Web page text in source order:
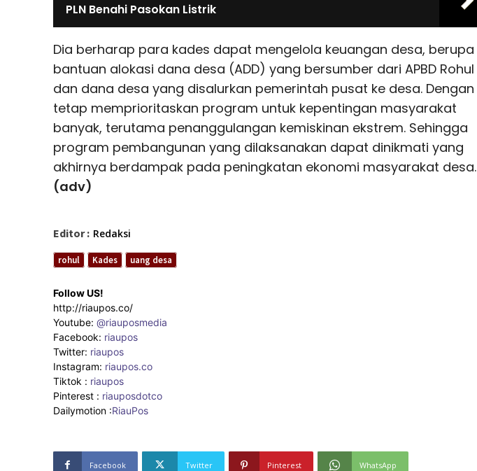
PLN Benahi Pasokan Listrik
Dia berharap para kades dapat mengelola keuangan desa, berupa
bantuan alokasi dana desa (ADD) yang bersumber dari APBD Rohul
dan dana desa yang disalurkan pemerintah pusat ke desa. Dengan
tetap memprioritaskan program untuk kepentingan masyarakat
banyak, terutama penanggulangan kemiskinan ekstrem. Sehingga
program pembangunan yang dilaksanakan dapat dinikmati yang
akhirnya berdampak pada peningkatan ekonomi masyarakat desa.
(adv)
Editor : Redaksi
rohul Kades uang desa
Follow US!
http://riaupos.co/
Youtube: @riauposmedia
Facebook: riaupos
Twitter: riaupos
Instagram: riaupos.co
Tiktok : riaupos
Pinterest : riauposdotco
Dailymotion :RiauPos
Facebook Twitter Pinterest WhatsApp